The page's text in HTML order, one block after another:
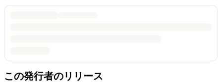
この発行者のリリース